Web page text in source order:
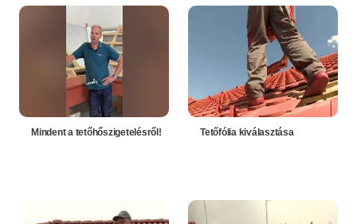
Mindent a tetőhőszigetelésről! Tetőfólia kiválasztása